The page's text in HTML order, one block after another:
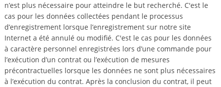
n’est plus nécessaire pour atteindre le but recherché. C'est le
cas pour les données collectées pendant le processus
d’enregistrement lorsque l’enregistrement sur notre site
Internet a été annulé ou modifié. C'est le cas pour les données
à caractère personnel enregistrées lors d’une commande pour
l’exécution d’un contrat ou l’exécution de mesures
précontractuelles lorsque les données ne sont plus nécessaires
à l’exécution du contrat. Après la conclusion du contrat, il peut